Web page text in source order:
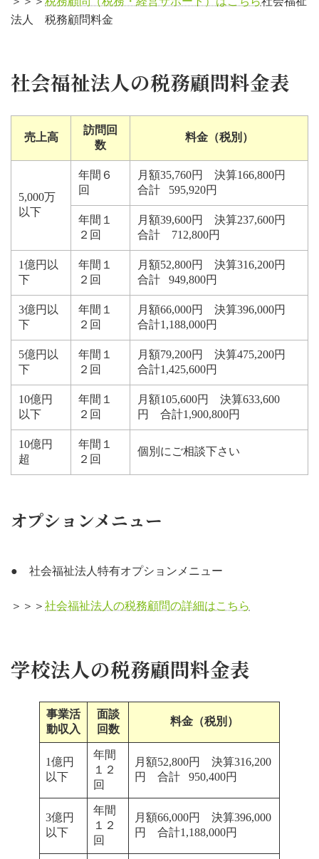
法人 税務顧問料金
社会福祉法人の税務顧問料金表
売上高
訪問回
数
料金（税別）
5,000万
以下
年間６
回
月額35,760円 決算166,800円
合計 595,920円
年間１
２回
月額39,600円 決算237,600円
合計 712,800円
1億円以
下
年間１
２回
月額52,800円 決算316,200円
合計 949,800円
3億円以
下
年間１
２回
月額66,000円 決算396,000円
合計1,188,000円
5億円以
下
年間１
２回
月額79,200円 決算475,200円
合計1,425,600円
10億円
以下
年間１
２回
月額105,600円 決算633,600
円 合計1,900,800円
10億円
超
年間１
２回
個別にご相談下さい
オプションメニュー
● 社会福祉法人特有オプションメニュー
＞＞＞ 社会福祉法人の税務顧問の詳細はこちら
学校法人の税務顧問料金表
事業活
動収入
面談
回数
料金（税別）
1億円
以下
年間
１２
回
月額52,800円 決算316,200
円 合計 950,400円
3億円
以下
年間
１２
回
月額66,000円 決算396,000
円 合計1,188,000円